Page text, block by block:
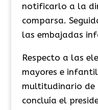
notificarlo a la
comparsa.
las embajadas
Respecto a las
mayores e
multitudinario de
concluía el